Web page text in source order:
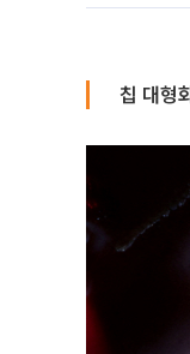
칩 대형